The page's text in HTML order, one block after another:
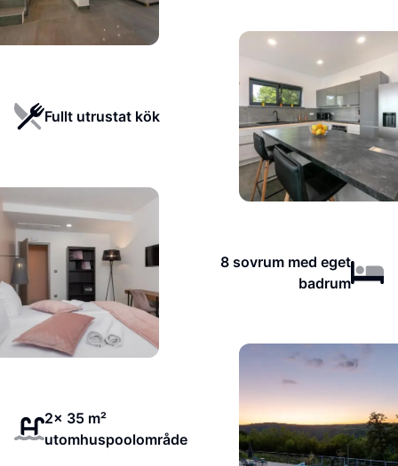
Fullt utrustat kök
8 sovrum med eget
badrum
2x 35 m²
utomhuspoolområde